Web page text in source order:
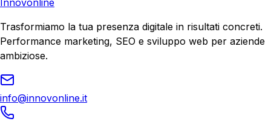
Innovonline
Trasformiamo la tua presenza digitale in risultati concreti.
Performance marketing, SEO e sviluppo web per aziende
ambiziose.
info@innovonline.it